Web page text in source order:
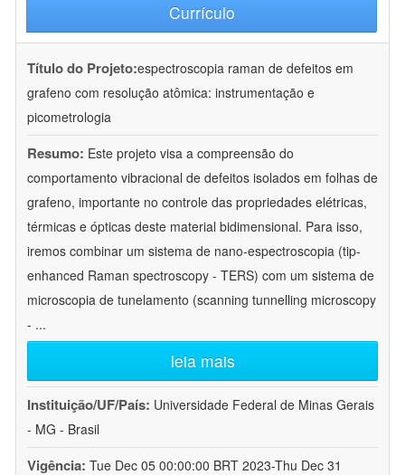
Currículo
Título do Projeto:espectroscopia raman de defeitos em
grafeno com resolução atômica: instrumentação e
picometrologia
Resumo: Este projeto visa a compreensão do
comportamento vibracional de defeitos isolados em folhas de
grafeno, importante no controle das propriedades elétricas,
térmicas e ópticas deste material bidimensional. Para isso,
iremos combinar um sistema de nano-espectroscopia (tip-
enhanced Raman spectroscopy - TERS) com um sistema de
microscopia de tunelamento (scanning tunnelling microscopy
- ...
leia mais
Instituição/UF/País: Universidade Federal de Minas Gerais
- MG - Brasil
Vigência: Tue Dec 05 00:00:00 BRT 2023-Thu Dec 31